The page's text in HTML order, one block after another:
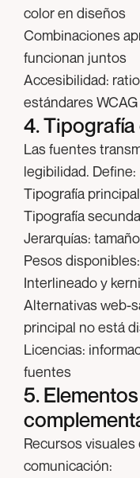
color en diseños
Combinaciones
funcionan juntos
Accesibilidad:
estándares WCAG
4.
Las fuentes
legibilidad. Define:
Tipografía
Tipografía
Jerarquías:
Pesos disponibles:
Interlineado y
Alternativas web-
principal no está
Licencias:
fuentes
5.
Recursos
comunicación: